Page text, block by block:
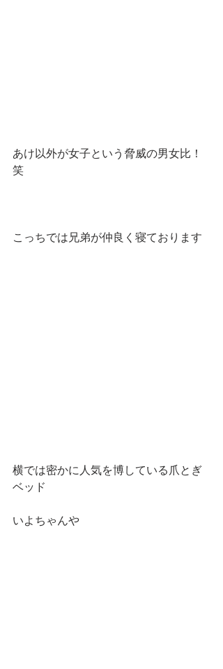
あけ以外が女子という脅威の男女比！
笑
こっちでは兄弟が仲良く寝ております
横では密かに人気を博している爪とぎ
ベッド
いよちゃんや